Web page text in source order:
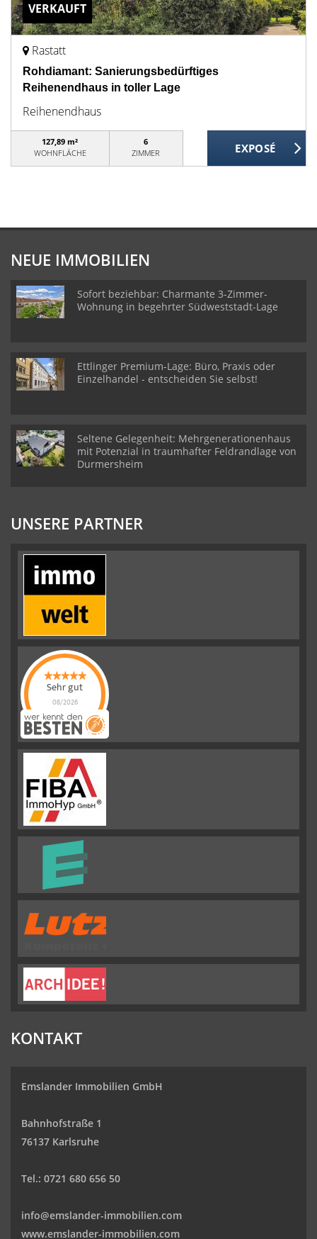
VERKAUFT
Rastatt
Rohdiamant: Sanierungsbedürftiges
Reihenendhaus in toller Lage
Reihenendhaus
127,89 m²
WOHNFLÄCHE
6
ZIMMER
NEUE IMMOBILIEN
Sofort beziehbar: Charmante 3-Zimmer-
Wohnung in begehrter Südweststadt-Lage
Ettlinger Premium-Lage: Büro, Praxis oder
Einzelhandel - entscheiden Sie selbst!
Seltene Gelegenheit: Mehrgenerationenhaus
mit Potenzial in traumhafter Feldrandlage von
Durmersheim
UNSERE PARTNER
Sehr gut
08/2026
Emslander
Immobilien GMBH
Sternen |
292Emslander
Immobilien
GMBHBewertungen
auf
werkenntdenBESTEN.de
KONTAKT
Emslander Immobilien GmbH
Bahnhofstraße 1
76137 Karlsruhe
Tel.: 0721 680 656 50
info@emslander-immobilien.com
www.emslander-immobilien.com